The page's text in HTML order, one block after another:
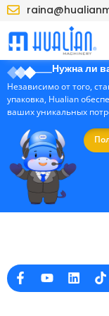
Нужна ли
Независимо от того,
упаковка, Hualian
ваших уникальных
Информация о